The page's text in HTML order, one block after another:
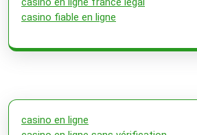
casino fiable en ligne
casino en ligne